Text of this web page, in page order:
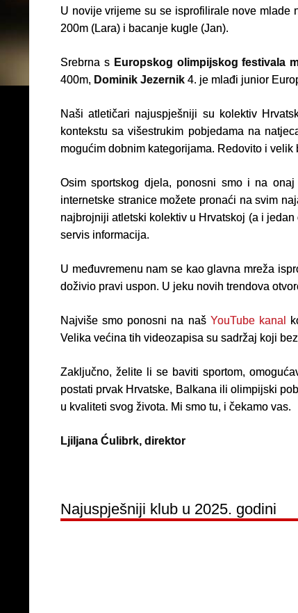
U novije vrijeme su se isprofilirale nove mlade
200m (Lara) i bacanje kugle (Jan).
Srebrna s Europskog olimpijskog festivala
400m, Dominik Jezernik 4. je mlađi junior
Naši atletičari najuspješniji su kolektiv
kontekstu sa višestrukim pobjedama na
mogućim dobnim kategorijama. Redovito i
Osim sportskog djela, ponosni smo i na
internetske stranice možete pronaći na svim
najbrojniji atletski kolektiv u Hrvatskoj (a i
servis informacija.
U međuvremenu nam se kao glavna mreža
doživio pravi uspon. U jeku novih trendova
Najviše smo ponosni na naš YouTube kanal
Velika većina tih videozapisa su sadržaj koji
Zaključno, želite li se baviti sportom,
postati prvak Hrvatske, Balkana ili olimpijski
u kvaliteti svog života. Mi smo tu, i čekamo vas.
Ljiljana Ćulibrk, direktor
Najuspješniji klub u 2025. godini